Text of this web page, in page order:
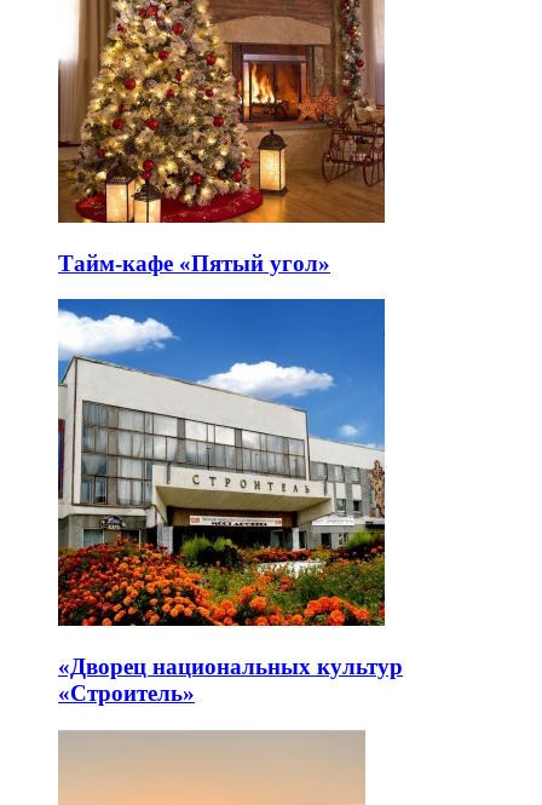
Тайм-кафе «Пятый угол»
«Дворец национальных культур
«Строитель»